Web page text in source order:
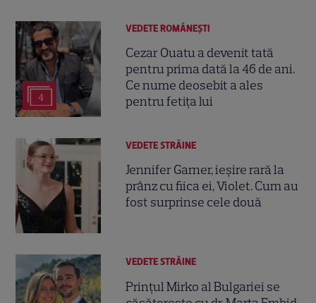
4
VEDETE ROMÂNEŞTI
Cezar Ouatu a devenit tată
pentru prima dată la 46 de ani.
Ce nume deosebit a ales
pentru fetița lui
VEDETE STRĂINE
Jennifer Garner, ieșire rară la
prânz cu fiica ei, Violet. Cum au
fost surprinse cele două
VEDETE STRĂINE
Prințul Mirko al Bulgariei se